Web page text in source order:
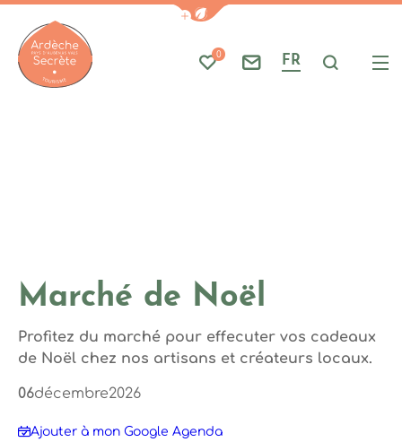
Afficher la barre de
Mes favoris
0
Nous contacter
FR Je
Marché de Noël
Profitez du marché pour effecuter vos cadeaux
de Noël chez nos artisans et créateurs locaux.
Photo 1
06décembre2026
Ajouter à mon Google Agenda